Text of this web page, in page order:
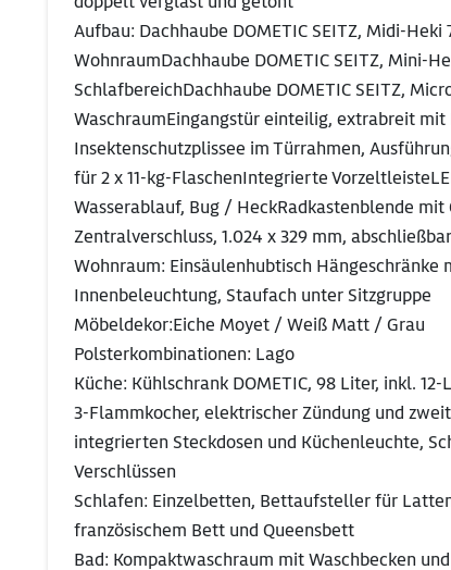
Aufbau: Dachhaube DOMETIC SEITZ, Midi-
WohnraumDachhaube DOMETIC SEITZ, Mini-
SchlafbereichDachhaube DOMETIC SEITZ,
WaschraumEingangstür einteilig, extrabreit
Insektenschutzplissee im Türrahmen,
für 2 x 11-kg-FlaschenIntegrierte
Wasserablauf, Bug / HeckRadkastenblende
Zentralverschluss, 1.024 x 329 mm,
Wohnraum: Einsäulenhubtisch
Innenbeleuchtung, Staufach unter Sitzgruppe
Möbeldekor:Eiche Moyet / Weiß Matt / Grau
Polsterkombinationen: Lago
Küche: Kühlschrank DOMETIC, 98 Liter, inkl.
3-Flammkocher, elektrischer Zündung und
integrierten Steckdosen und Küchenleuchte,
Verschlüssen
Schlafen: Einzelbetten, Bettaufsteller für
französischem Bett und Queensbett
Bad: Kompaktwaschraum mit Waschbecken